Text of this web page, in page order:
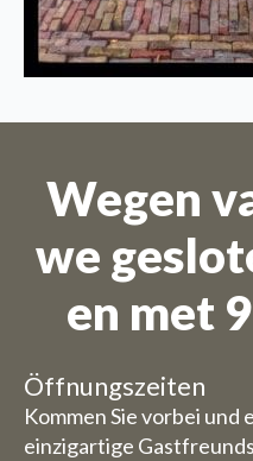
Wegen
we
en met
Öffnungszeiten
Kommen Sie vorbei und
einzigartige